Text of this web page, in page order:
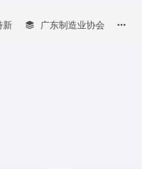
新 广东制造业协会